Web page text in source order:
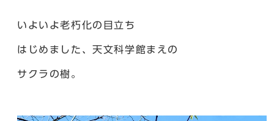
いよいよ老朽化の目立ち
はじめました、天文科学館まえの
サクラの樹。